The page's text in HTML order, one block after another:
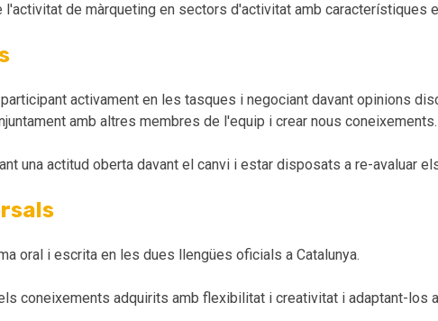
l'activitat de màrqueting en sectors d'activitat amb característiques
activament en les tasques i negociant davant opinions
amb altres membres de l'equip i crear nous coneixements.
una actitud oberta davant el canvi i estar disposats a re-avaluar
oral i escrita en les dues llengües oficials a Catalunya.
coneixements adquirits amb flexibilitat i creativitat i adaptant-los